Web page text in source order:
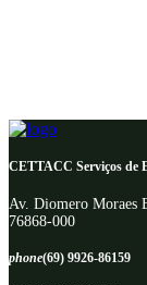
CETTACC Serviços de
Av. Diomero Moraes
76868-000
phone(69) 9926-86159